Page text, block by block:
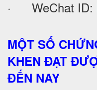
· WeChat ID:
MỘT SỐ
KHEN ĐẠT
ĐẾN NAY